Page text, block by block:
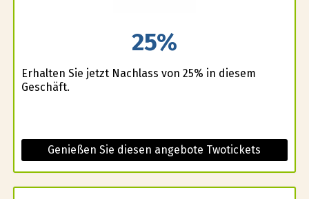
25%
Erhalten Sie jetzt Nachlass von 25% in diesem
Geschäft.
Genießen Sie diesen angebote Twotickets